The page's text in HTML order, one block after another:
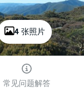
4 张照片
常见问题解答